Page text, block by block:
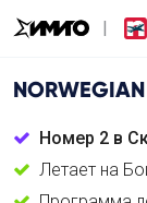
NORWEGIAN
Номер 2 в
Летает на